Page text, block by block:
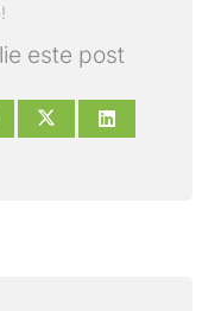
este post